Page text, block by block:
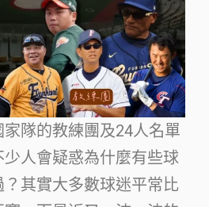
隊的教練團及24人名單
人會疑惑為什麼有些球
其實大多數球迷平常比